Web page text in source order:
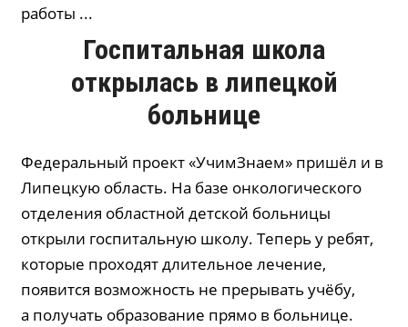
работы ...
Госпитальная школа
открылась в липецкой
больнице
Федеральный проект «УчимЗнаем» пришёл и в
Липецкую область. На базе онкологического
отделения областной детской больницы
открыли госпитальную школу. Теперь у ребят,
которые проходят длительное лечение,
появится возможность не прерывать учёбу,
а получать образование прямо в больнице.